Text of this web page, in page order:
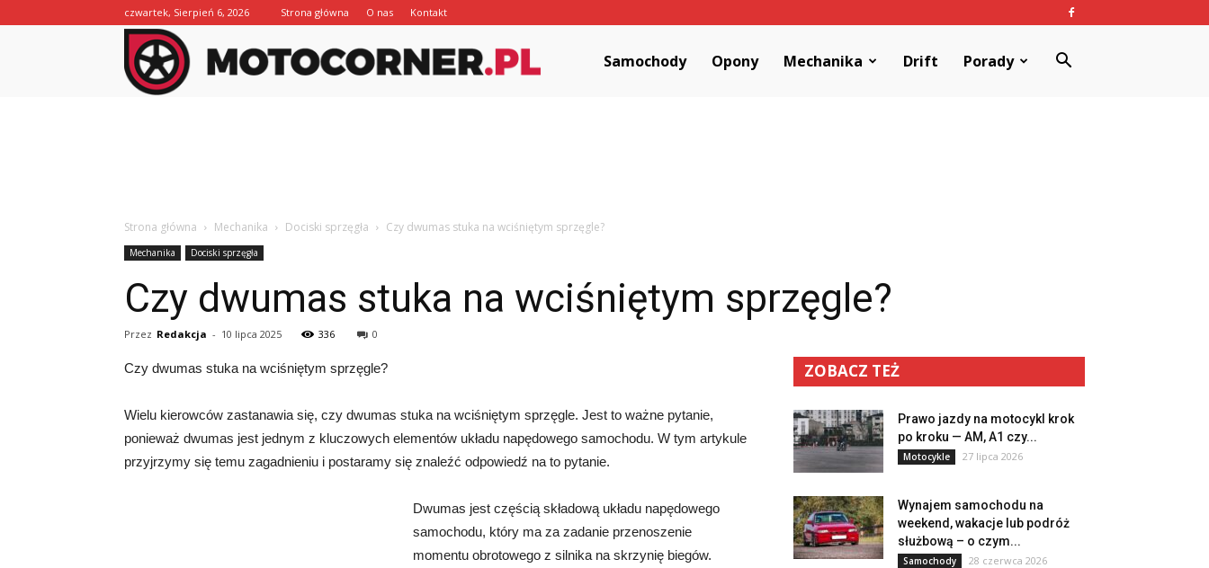
czwartek, Sierpień 6, 2026 Strona główna O nas Kontakt
MotoCorner.plSamochody Opony Mechanika Drift Porady
Strona główna Mechanika Dociski sprzęgła Czy dwumas stuka na wciśniętym sprzęgle?
Mechanika Dociski sprzęgła
Czy dwumas stuka na wciśniętym sprzęgle?
Przez Redakcja - 10 lipca 2025 336 0
Czy dwumas stuka na wciśniętym sprzęgle?
Wielu kierowców zastanawia się, czy dwumas stuka na wciśniętym sprzęgle. Jest to ważne pytanie,
ponieważ dwumas jest jednym z kluczowych elementów układu napędowego samochodu. W tym artykule
przyjrzymy się temu zagadnieniu i postaramy się znaleźć odpowiedź na to pytanie.
Dwumas jest częścią składową układu napędowego
samochodu, który ma za zadanie przenoszenie
momentu obrotowego z silnika na skrzynię biegów.
ZOBACZ TEŻ
Prawo jazdy na motocykl krok
po kroku — AM, A1 czy...
Motocykle 27 lipca 2026
Wynajem samochodu na
weekend, wakacje lub podróż
służbową – o czym...
Samochody 28 czerwca 2026